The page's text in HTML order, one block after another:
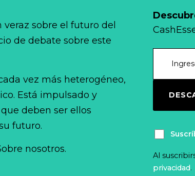
Al
privacidad.
sobre el futuro del
de debate sobre este
vez más heterogéneo,
Está impulsado y
deben ser ellos
futuro.
nosotros.